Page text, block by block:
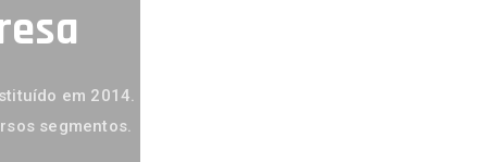
em 2014.
segmentos.